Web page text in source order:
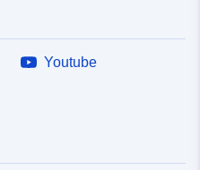
Youtube